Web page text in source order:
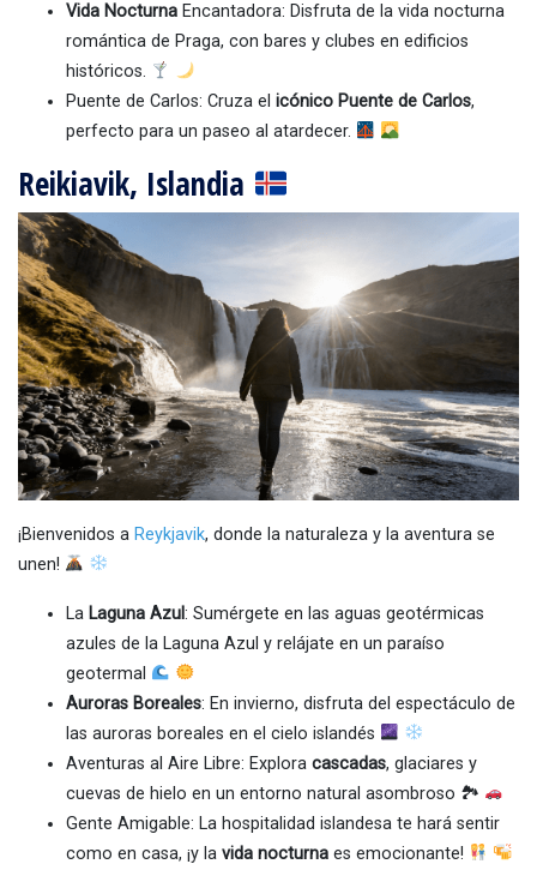
Vida Nocturna Encantadora: Disfruta de la vida nocturna
romántica de Praga, con bares y clubes en edificios
históricos.
Puente de Carlos: Cruza el icónico Puente de Carlos,
perfecto para un paseo al atardecer.
Reikiavik, Islandia
¡Bienvenidos a Reykjavik, donde la naturaleza y la aventura se
unen!
La Laguna Azul: Sumérgete en las aguas geotérmicas
azules de la Laguna Azul y relájate en un paraíso
geotermal
Auroras Boreales: En invierno, disfruta del espectáculo de
las auroras boreales en el cielo islandés
Aventuras al Aire Libre: Explora cascadas, glaciares y
cuevas de hielo en un entorno natural asombroso 🏞
Gente Amigable: La hospitalidad islandesa te hará sentir
como en casa, ¡y la vida nocturna es emocionante!